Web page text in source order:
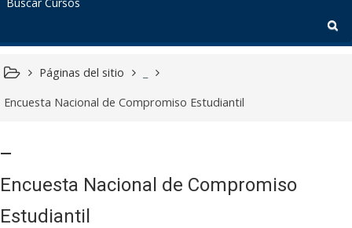
Páginas del sitio
Encuesta Nacional de Compromiso Estudiantil
Encuesta Nacional de Compromiso
Estudiantil